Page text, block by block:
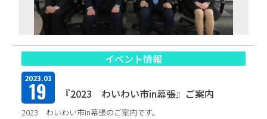
イベント情報
2023.01
19 『2023 わいわい市in幕張』ご案内
2023 わいわい市in幕張のご案内です。